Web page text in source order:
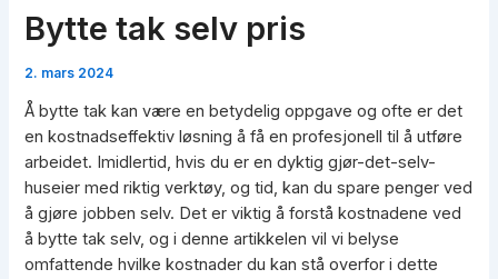
Bytte tak selv pris
2. mars 2024
Å bytte tak kan være en betydelig oppgave og ofte er det
en kostnadseffektiv løsning å få en profesjonell til å utføre
arbeidet. Imidlertid, hvis du er en dyktig gjør-det-selv-
huseier med riktig verktøy, og tid, kan du spare penger ved
å gjøre jobben selv. Det er viktig å forstå kostnadene ved
å bytte tak selv, og i denne artikkelen vil vi belyse
omfattende hvilke kostnader du kan stå overfor i dette